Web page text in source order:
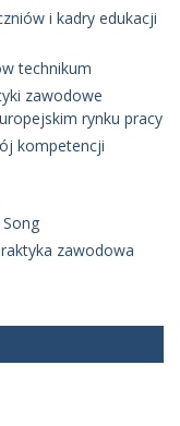
i kadry edukacji
technikum
zawodowe
rynku pracy
kompetencji
zawodowa